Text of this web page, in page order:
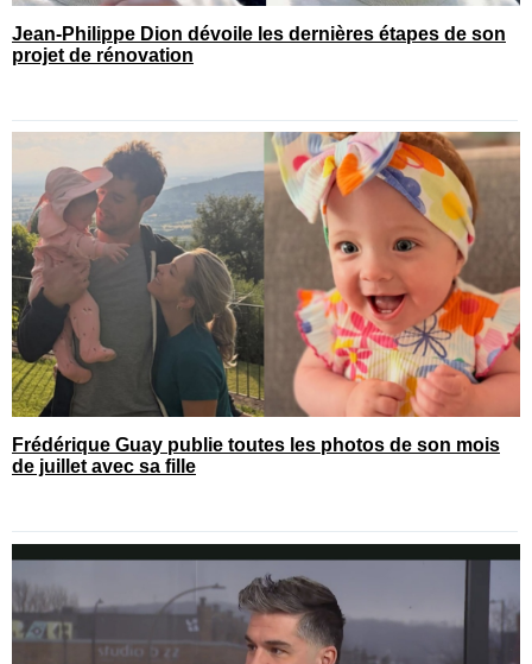
Jean-Philippe Dion dévoile les dernières étapes de son
projet de rénovation
Frédérique Guay publie toutes les photos de son mois
de juillet avec sa fille